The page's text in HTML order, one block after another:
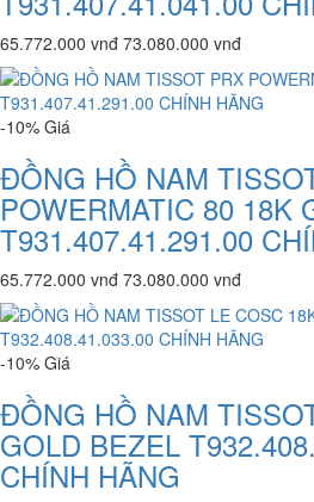
65.772.000 vnđ 73.080.000 vnđ
-10% Giá
ĐỒNG HỒ NAM
POWERMATIC 80 18K
T931.407.41.291.00
65.772.000 vnđ 73.080.000 vnđ
-10% Giá
ĐỒNG HỒ NAM
GOLD BEZEL
CHÍNH HÃNG